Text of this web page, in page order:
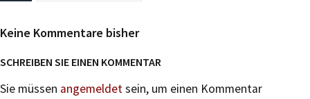
Keine Kommentare bisher
SCHREIBEN SIE EINEN KOMMENTAR
Sie müssen angemeldetsein, um einen Kommentar